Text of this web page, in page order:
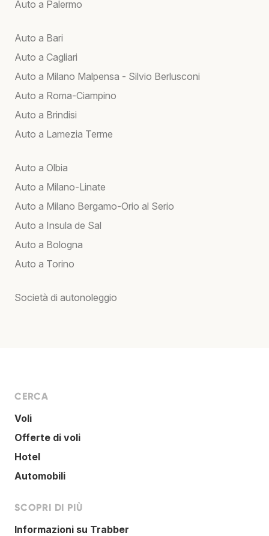
Auto a Palermo
Auto a Bari
Auto a Cagliari
Auto a Milano Malpensa - Silvio Berlusconi
Auto a Roma-Ciampino
Auto a Brindisi
Auto a Lamezia Terme
Auto a Olbia
Auto a Milano-Linate
Auto a Milano Bergamo-Orio al Serio
Auto a Insula de Sal
Auto a Bologna
Auto a Torino
Società di autonoleggio
CERCA
Voli
Offerte di voli
Hotel
Automobili
SCOPRI DI PIÙ
Informazioni su Trabber